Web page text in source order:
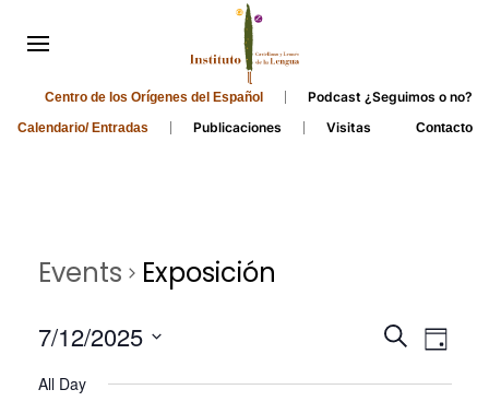
Centro de los Orígenes del Español Podcast ¿Seguimos o no?
Calendario/ Entradas Publicaciones Visitas Contacto
Events Exposición
Events
and
Search
Day
7/12/2025
date.
All Day